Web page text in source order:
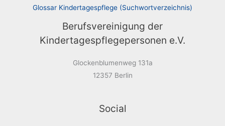
Glossar Kindertagespflege (Suchwortverzeichnis)
Berufsvereinigung der
Kindertagespflegepersonen e.V.
Glockenblumenweg 131a
12357 Berlin
Social